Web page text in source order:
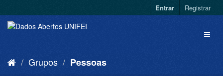
Entrar Registrar
Grupos Pessoas